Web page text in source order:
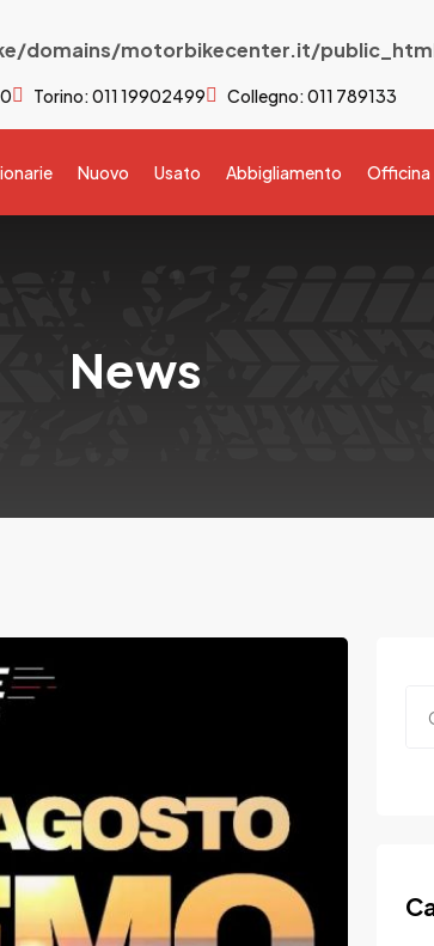
domains/motorbikecenter.it/
Torino: 011 19902499 Collegno: 011 789133
Nuovo Usato Abbigliamento Officina
News